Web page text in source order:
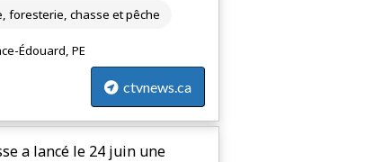
foresterie, chasse et pêche
Édouard, PE
ctvnews.ca
a lancé le 24 juin une